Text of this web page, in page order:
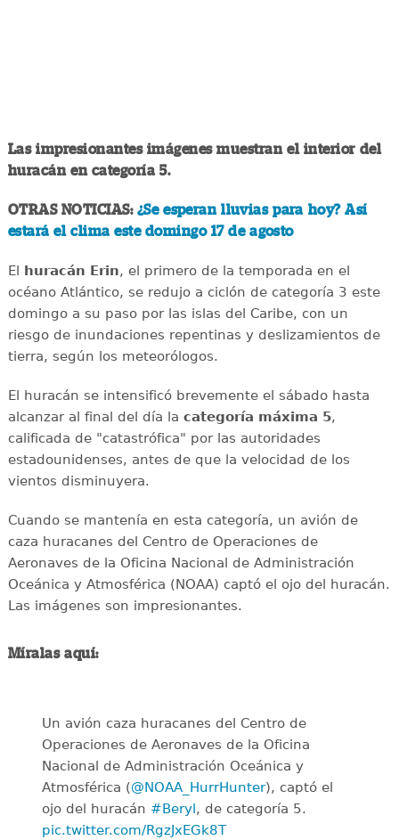
Las impresionantes imágenes muestran el interior del
huracán en categoría 5.
OTRAS NOTICIAS: ¿Se esperan lluvias para hoy? Así
estará el clima este domingo 17 de agosto
El huracán Erin, el primero de la temporada en el
océano Atlántico, se redujo a ciclón de categoría 3 este
domingo a su paso por las islas del Caribe, con un
riesgo de inundaciones repentinas y deslizamientos de
tierra, según los meteorólogos.
El huracán se intensificó brevemente el sábado hasta
alcanzar al final del día la categoría máxima 5,
calificada de "catastrófica" por las autoridades
estadounidenses, antes de que la velocidad de los
vientos disminuyera.
Cuando se mantenía en esta categoría, un avión de
caza huracanes del Centro de Operaciones de
Aeronaves de la Oficina Nacional de Administración
Oceánica y Atmosférica (NOAA) captó el ojo del huracán.
Las imágenes son impresionantes.
Míralas aquí:
Un avión caza huracanes del Centro de
Operaciones de Aeronaves de la Oficina
Nacional de Administración Oceánica y
Atmosférica (@NOAA_HurrHunter), captó el
ojo del huracán #Beryl, de categoría 5.
pic.twitter.com/RgzJxEGk8T